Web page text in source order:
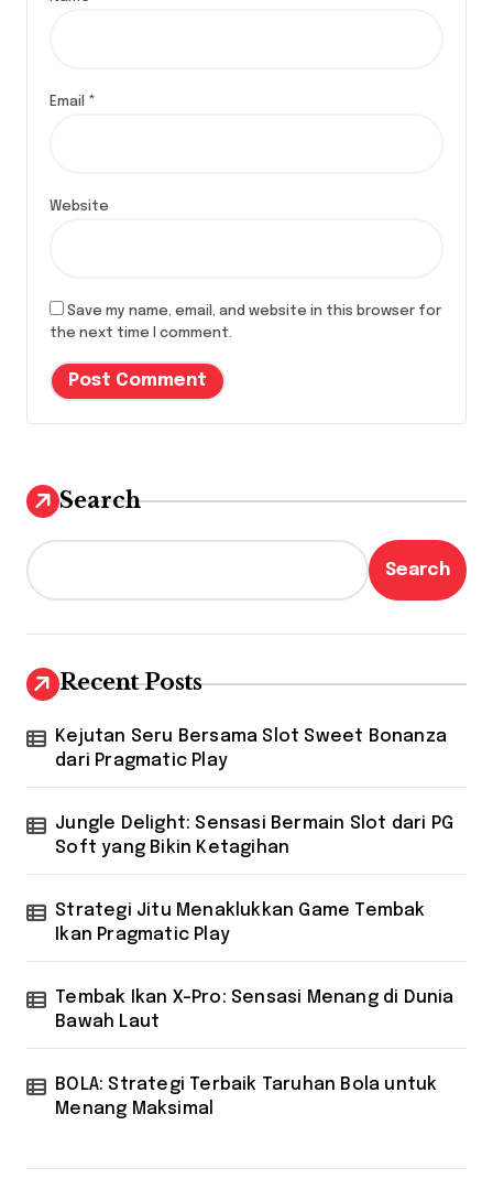
Email *
Website
Save my name, email, and website in this browser for
the next time I comment.
Search
Search
Recent Posts
Kejutan Seru Bersama Slot Sweet Bonanza
dari Pragmatic Play
Jungle Delight: Sensasi Bermain Slot dari PG
Soft yang Bikin Ketagihan
Strategi Jitu Menaklukkan Game Tembak
Ikan Pragmatic Play
Tembak Ikan X-Pro: Sensasi Menang di Dunia
Bawah Laut
BOLA: Strategi Terbaik Taruhan Bola untuk
Menang Maksimal